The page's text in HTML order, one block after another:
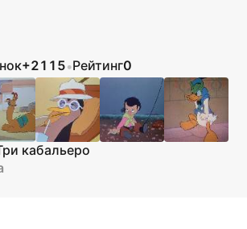
+2115•Рейтинг0
кабальеро